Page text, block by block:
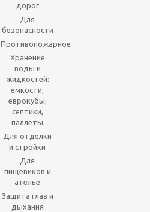
дорог
Для
безопасности
Противопожарное
Хранение
воды и
жидкостей:
емкости,
еврокубы,
септики,
паллеты
Для отделки
и стройки
Для
пищевиков и
ателье
Защита глаз и
дыхания